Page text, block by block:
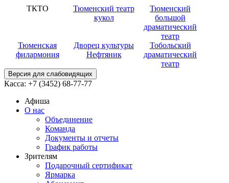
ТКТО
Тюменский театр
кукол
Тюменский
большой
драматический
театр
Тюменская
филармония
Дворец культуры
Нефтяник
Тобольский
драматический
театр
Версия для слабовидящих
Касса: +7 (3452) 68-77-77
Афиша
О нас
Объединение
Команда
Документы и отчеты
График работы
Зрителям
Подарочный сертификат
Ярмарка